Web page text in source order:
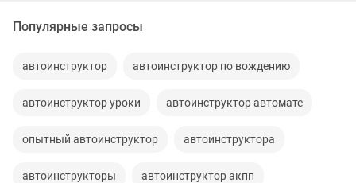
Популярные запросы
автоинструктор автоинструктор по вождению
автоинструктор уроки автоинструктор автомате
опытный автоинструктор автоинструктора
автоинструкторы автоинструктор акпп